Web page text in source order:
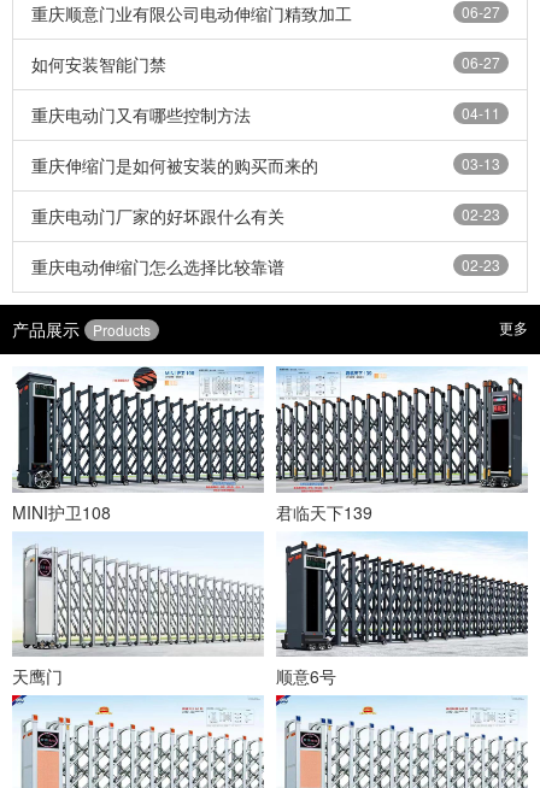
06-27
重庆顺意门业有限公司电动伸缩门精致加工
06-27
如何安装智能门禁
04-11
重庆电动门又有哪些控制方法
03-13
重庆伸缩门是如何被安装的购买而来的
02-23
重庆电动门厂家的好坏跟什么有关
02-23
重庆电动伸缩门怎么选择比较靠谱
产品展示 Products 更多
MINI护卫108 君临天下139
天鹰门 顺意6号